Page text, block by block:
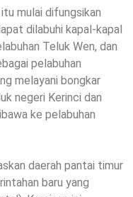
mulai difungsikan
dilabuhi kapal-kapal
Teluk Wen, dan
pelabuhan
melayani bongkar
negeri Kerinci dan
ke pelabuhan
daerah pantai timur
baru yang